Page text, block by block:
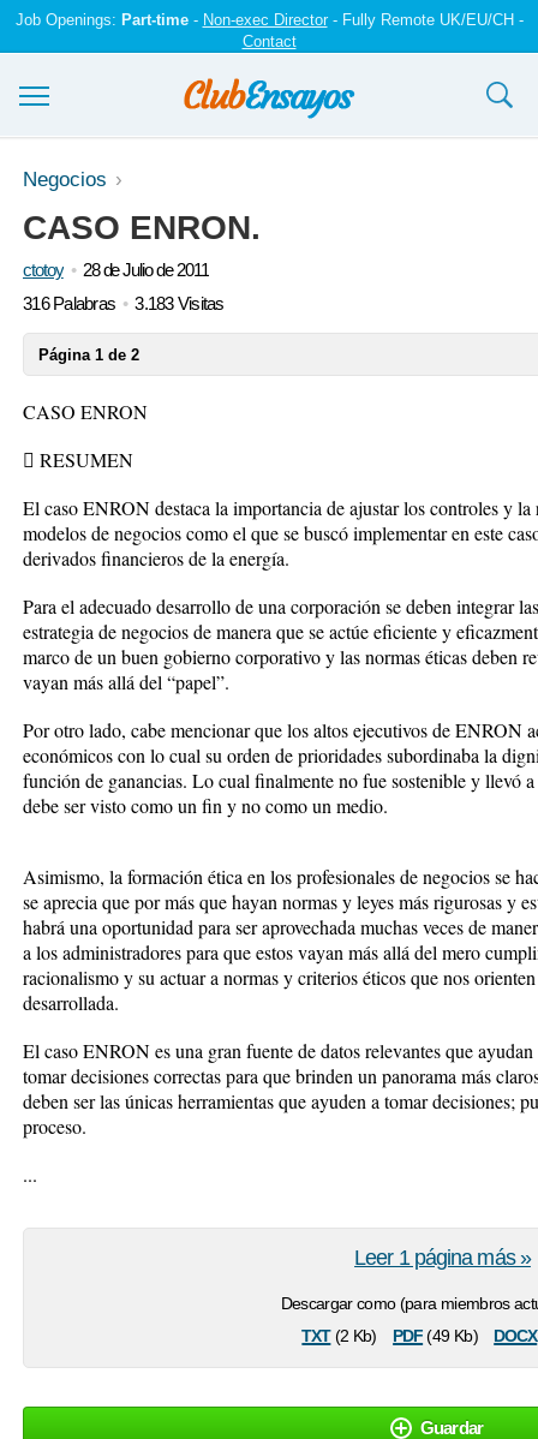
Job Openings: Part-time- Non-exec Director- Fully Remote UK/EU/CH -
Contact
Ensayos y trabajos
Registrarse
Iniciar sesión
Negocios
CASO ENRON.
ctotoy
28 de Julio de 2011
316 Palabras
3.183 Visitas
Página 1 de 2
CASO ENRON
 RESUMEN
El caso ENRON destaca la importancia de ajustar los controles y
modelos de negocios como el que se buscó implementar en este
derivados financieros de la energía.
Para el adecuado desarrollo de una corporación se deben integrar
estrategia de negocios de manera que se actúe eficiente y
marco de un buen gobierno corporativo y las normas éticas deben
vayan más allá del “papel”.
Por otro lado, cabe mencionar que los altos ejecutivos de ENRON
económicos con lo cual su orden de prioridades subordinaba la
función de ganancias. Lo cual finalmente no fue sostenible y llevó
debe ser visto como un fin y no como un medio.
Asimismo, la formación ética en los profesionales de negocios se
se aprecia que por más que hayan normas y leyes más rigurosas y
habrá una oportunidad para ser aprovechada muchas veces de
a los administradores para que estos vayan más allá del mero
racionalismo y su actuar a normas y criterios éticos que nos
desarrollada.
El caso ENRON es una gran fuente de datos relevantes que
tomar decisiones correctas para que brinden un panorama más
deben ser las únicas herramientas que ayuden a tomar decisiones;
proceso.
...
Descargar como (para miembros
txt(2 Kb) pdf(49 Kb) docx
Leer 1 página más »
Guardar